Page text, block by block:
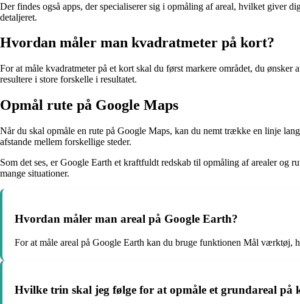
Der findes også apps, der specialiserer sig i opmåling af areal, hvilket giver
detaljeret.
Hvordan måler man kvadratmeter på kort?
For at måle kvadratmeter på et kort skal du først markere området, du
resultere i store forskelle i resultatet.
Opmål rute på Google Maps
Når du skal opmåle en rute på Google Maps, kan du nemt trække en linje
afstande mellem forskellige steder.
Som det ses, er Google Earth et kraftfuldt redskab til opmåling af arealer
mange situationer.
Hvordan måler man areal på Google Earth?
For at måle areal på Google Earth kan du bruge funktionen Mål værktøj,
Hvilke trin skal jeg følge for at opmåle et grundareal